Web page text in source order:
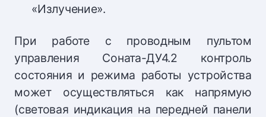
«Излучение».
При работе с проводным пультом
управления Соната-ДУ4.2 контроль
состояния и режима работы устройства
может осуществляться как напрямую
(световая индикация на передней панели